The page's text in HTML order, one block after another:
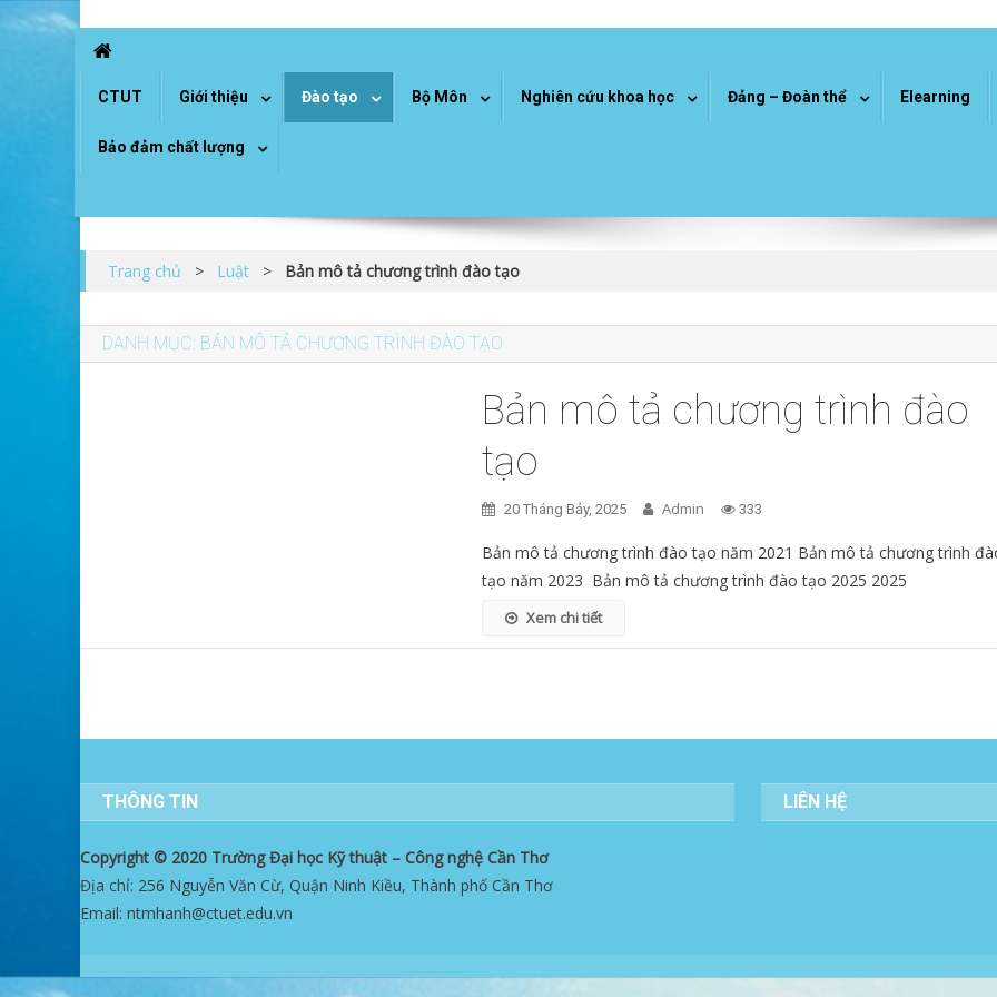
content
Khoa khoa học xã hội
CTUT Giới thiệu Đào tạo Bộ Môn Nghiên cứu khoa học Đảng – Đoàn thể Elearning
Bảo đảm chất lượng
Trang chủ > Luật > Bản mô tả chương trình đào tạo
DANH MỤC: BẢN MÔ TẢ CHƯƠNG TRÌNH ĐÀO TẠO
Bản mô tả chương trình đào
tạo
20 Tháng Bảy, 2025 Admin 333
Bản mô tả chương trình đào tạo năm 2021 Bản mô tả chương trình
tạo năm 2023 Bản mô tả chương trình đào tạo 2025 2025
Xem chi tiết
THÔNG TIN
Copyright © 2020 Trường Đại học Kỹ thuật – Công nghệ Cần Thơ
Địa chỉ: 256 Nguyễn Văn Cừ, Quận Ninh Kiều, Thành phố Cần Thơ
Email: ntmhanh@ctuet.edu.vn
LIÊN HỆ